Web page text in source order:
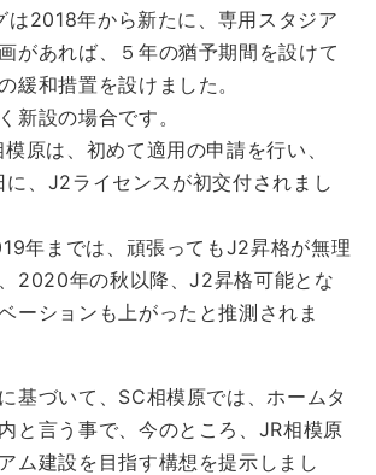
は2018年から新たに、専用スタジア
があれば、５年の猶予期間を設けて
緩和措置を設けました。
新設の場合です。
原は、初めて適用の申請を行い、
、J2ライセンスが初交付されまし
年までは、頑張ってもJ2昇格が無理
2020年の秋以降、J2昇格可能とな
ーションも上がったと推測されま
基づいて、SC相模原では、ホームタ
と言う事で、今のところ、JR相模原
ム建設を目指す構想を提示しまし